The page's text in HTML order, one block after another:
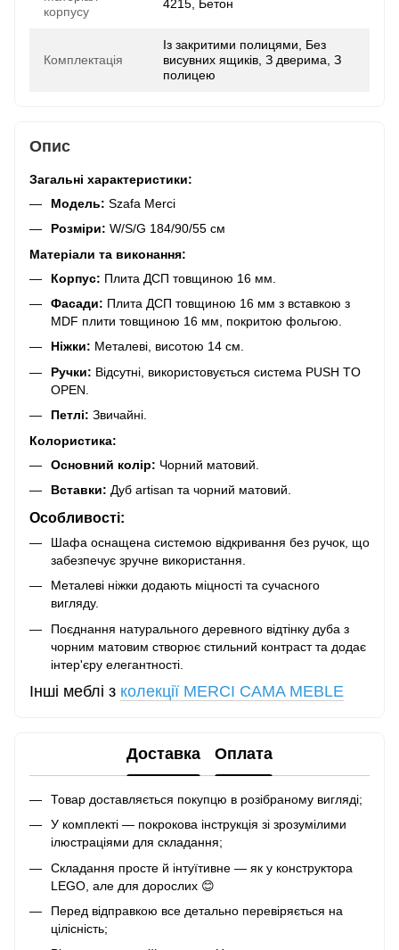
корпусу
4215, Бетон
Комплектація
Із закритими полицями, Без
висувних ящиків, З дверима, З
полицею
Опис
Загальні характеристики:
Модель: Szafa Merci
Розміри: W/S/G 184/90/55 см
Матеріали та виконання:
Корпус: Плита ДСП товщиною 16 мм.
Фасади: Плита ДСП товщиною 16 мм з вставкою з
MDF плити товщиною 16 мм, покритою фольгою.
Ніжки: Металеві, висотою 14 см.
Ручки: Відсутні, використовується система PUSH TO
OPEN.
Петлі: Звичайні.
Колористика:
Основний колір: Чорний матовий.
Вставки: Дуб artisan та чорний матовий.
Особливості:
Шафа оснащена системою відкривання без ручок, що
забезпечує зручне використання.
Металеві ніжки додають міцності та сучасного
вигляду.
Поєднання натурального деревного відтінку дуба з
чорним матовим створює стильний контраст та додає
інтер'єру елегантності.
Інші меблі з колекції MERCI CAMA MEBLE
Доставка Оплата
Товар доставляється покупцю в розібраному вигляді;
У комплекті — покрокова інструкція зі зрозумілими
ілюстраціями для складання;
Складання просте й інтуїтивне — як у конструктора
LEGO, але для дорослих 😊
Перед відправкою все детально перевіряється на
цілісність;